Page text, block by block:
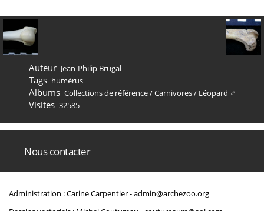
Auteur Jean-Philip Brugal
Tags humérus
Albums Collections de référence/Carnivores/ Léopard ♂
Visites 32585
Nous contacter
Administration : Carine Carpentier -admin@archezoo.org